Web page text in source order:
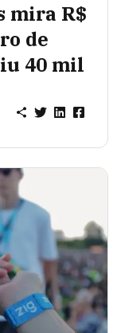
mira R$
de
40 mil